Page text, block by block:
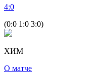
4:0
(0:0 1:0 3:0)
ХИМ
О матче